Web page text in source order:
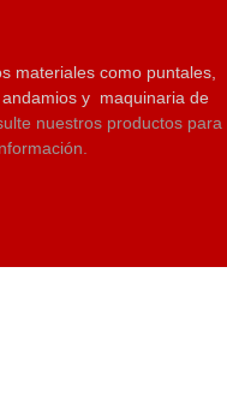
materiales como puntales,
y maquinaria de
nuestros productos para